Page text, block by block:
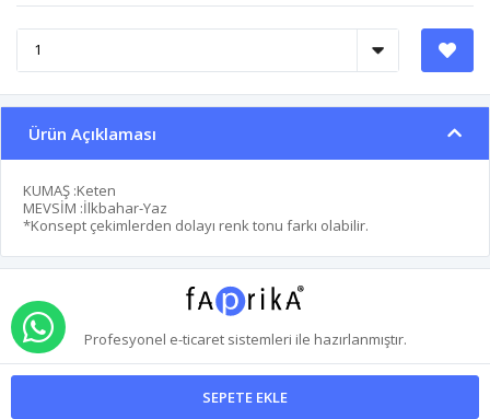
SEPETE EKLE
Ürün Açıklaması
KUMAŞ :Keten
MEVSİM :İlkbahar-Yaz
*Konsept çekimlerden dolayı renk tonu farkı olabilir.
Profesyonel e-ticaretsistemleri ile hazırlanmıştır.